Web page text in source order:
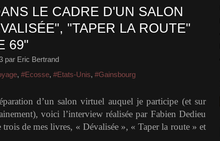
LE CADRE D'UN SALON
"TAPER LA ROUTE"
69"
par Eric Bertrand
, #Ecosse, #Etats-Unis, #Gainsbourg
d’un salon virtuel auquel je participe (et sur
voici l’interview réalisée par Fabien Dedieu
de mes livres, « Dévalisée », « Taper la route » et